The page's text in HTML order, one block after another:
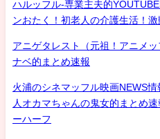
ハルッフル-専業主夫的
ンおたく！初老人の介護生活！
アニゲタレスト（元祖！アニメ
ナベ的まとめ速報
火浦のシネマッフル映画NEWS
人オカマちゃんの鬼女的まとめ
ーハーフ